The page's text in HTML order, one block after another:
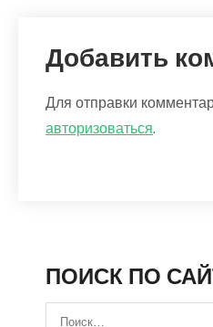
Добавить
Для отправки
авторизоваться.
ПОИСК ПО